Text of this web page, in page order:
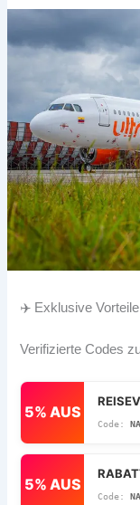
✈️ Exklusive
Verifizierte Codes
5% AUS
5% AUS